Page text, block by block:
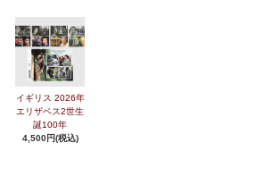
イギリス 2026年
エリザベス2世生
誕100年
4,500円(税込)